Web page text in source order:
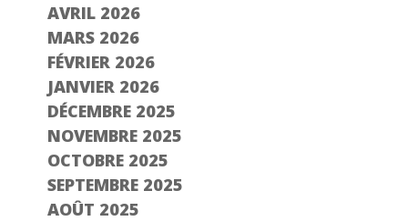
AVRIL 2026
MARS 2026
FÉVRIER 2026
JANVIER 2026
DÉCEMBRE 2025
NOVEMBRE 2025
OCTOBRE 2025
SEPTEMBRE 2025
AOÛT 2025